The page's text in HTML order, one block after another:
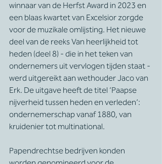
winnaar van de Herfst Award in 2023 en
een blaas kwartet van Excelsior zorgde
voor de muzikale omlijsting. Het nieuwe
deel van de reeks Van heerlijkheid tot
heden (deel 8) - die in het teken van
ondernemers uit vervlogen tijden staat -
werd uitgereikt aan wethouder Jaco van
Erk. De uitgave heeft de titel ‘Paapse
nijverheid tussen heden en verleden’:
ondernemerschap vanaf 1880, van
kruidenier tot multinational.
Papendrechtse bedrijven konden